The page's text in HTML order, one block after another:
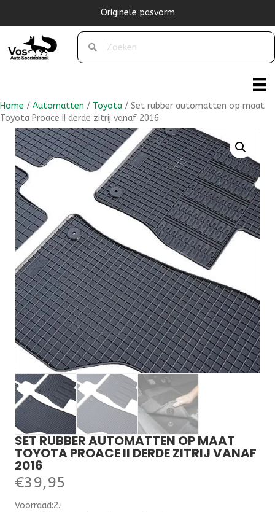
Originele pasvorm
Home / Automatten / Toyota / Set rubber automatten op maat
Toyota Proace II derde zitrij vanaf 2016
SET RUBBER AUTOMATTEN OP MAAT
TOYOTA PROACE II DERDE ZITRIJ VANAF
2016
€39,95
Voorraad:2.000000